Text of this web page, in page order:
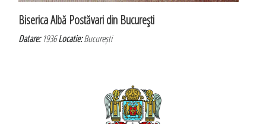
Biserica Albă Postăvari din Bucureşti
Datare:1936Locatie:București